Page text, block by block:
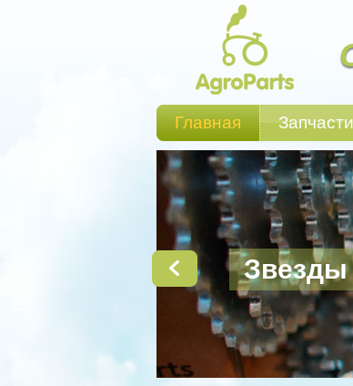
Главная Запчасти
Звезды